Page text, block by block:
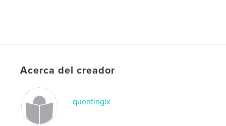
Acerca del creador
quentinglx